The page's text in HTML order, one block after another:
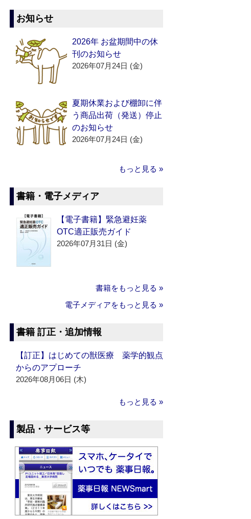
お知らせ
2026年 お盆期間中の休
刊のお知らせ
2026年07月24日 (金)
夏期休業および棚卸に伴
う商品出荷（発送）停止
のお知らせ
2026年07月24日 (金)
もっと見る »
書籍・電子メディア
【電子書籍】緊急避妊薬
OTC適正販売ガイド
2026年07月31日 (金)
書籍をもっと見る »
電子メディアをもっと見る »
書籍 訂正・追加情報
【訂正】はじめての獣医療 薬学的観点
からのアプローチ
2026年08月06日 (木)
もっと見る »
製品・サービス等